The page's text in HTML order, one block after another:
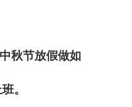
秋节放假做如
。